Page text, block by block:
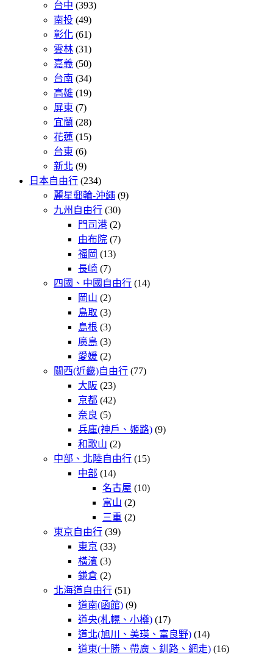
台中 (393)
南投 (49)
彰化 (61)
雲林 (31)
嘉義 (50)
台南 (34)
高雄 (19)
屏東 (7)
宜蘭 (28)
花蓮 (15)
台東 (6)
新北 (9)
日本自由行 (234)
麗星郵輪-沖繩 (9)
九州自由行 (30)
門司港 (2)
由布院 (7)
福岡 (13)
長崎 (7)
四國、中國自由行 (14)
岡山 (2)
鳥取 (3)
島根 (3)
廣島 (3)
愛媛 (2)
關西(近畿)自由行 (77)
大阪 (23)
京都 (42)
奈良 (5)
兵庫(神戶、姬路) (9)
和歌山 (2)
中部、北陸自由行 (15)
中部 (14)
名古屋 (10)
富山 (2)
三重 (2)
東京自由行 (39)
東京 (33)
橫濱 (3)
鎌倉 (2)
北海道自由行 (51)
道南(函館) (9)
道央(札幌、小樽) (17)
道北(旭川、美瑛、富良野) (14)
道東(十勝、帶廣、釧路、網走) (16)